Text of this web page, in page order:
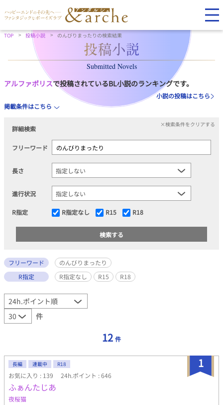
TOP 投稿小説 のんびりまったりの検索結果
Submitted Novels
アルファポリスで投稿されているBL小説のランキングです。
小説の投稿はこちら
掲載条件はこちら
詳細検索
×検索条件をクリアする
フリーワード
長さ
進行状況
R指定 R指定なし R15 R18
フリーワード
のんびりまったり
R指定
R指定なし R15 R18
件
12 件
1
長編 連載中 R18
お気に入り : 139 24h.ポイント : 646
ふぁんたじあ
夜桜猫